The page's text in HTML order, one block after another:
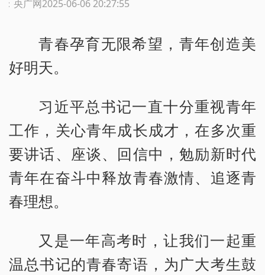
2025-06-06 20:27:55
：央广网
青春孕育无限希望，青年创造美
好明天。
习近平总书记一直十分重视青年
工作，关心青年成长成才，在多次重
要讲话、座谈、回信中，勉励新时代
青年在奋斗中释放青春激情、追逐青
春理想。
又是一年高考时，让我们一起重
温总书记的青春寄语，为广大考生鼓